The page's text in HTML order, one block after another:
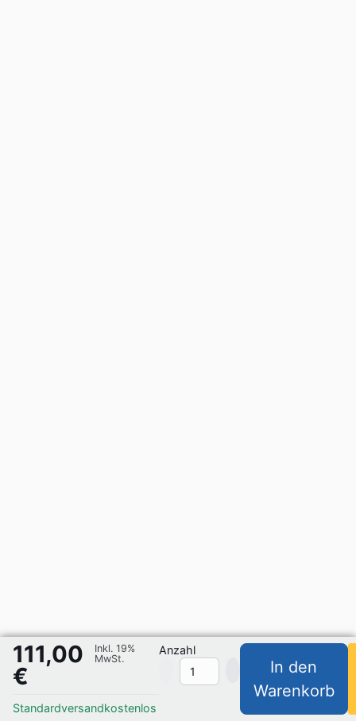
111,00
€
Inkl. 19%
MwSt.
Standardversandkostenlos
Anzahl
In den
Warenkorb